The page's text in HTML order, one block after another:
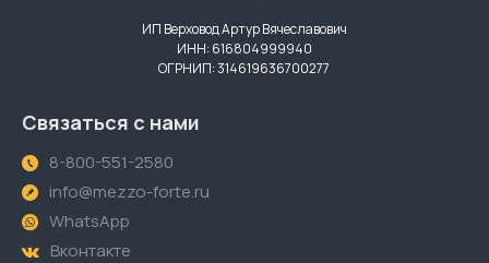
ИП Верховод Артур Вячеславович
ИНН: 616804999940
ОГРНИП: 314619636700277
Связаться с нами
8-800-551-2580
info@mezzo-forte.ru
WhatsApp
Вконтакте